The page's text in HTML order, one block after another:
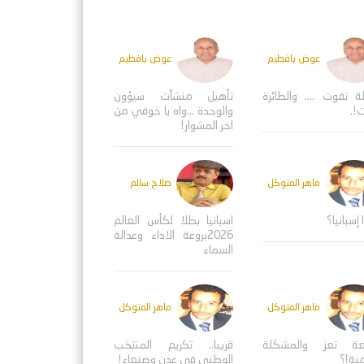
عوض بافطيم
تفوت .... والطائرة
عوض بافطيم
تأهيل منشآت سيؤون
والوحدة ...واه يا خوفي من
اخر المشوار!
ماهر المتوكل
إسبانيا؟
صلاح سالم
اسبانيا بطلا لكأس العالم
2026بروعة الاداء وعدالة
السماء
ماهر المتوكل
تعز والمشكلة
ماهر المتوكل
قريبا.. تكريم المنتخب
الوطني في عدن وصنعاء!